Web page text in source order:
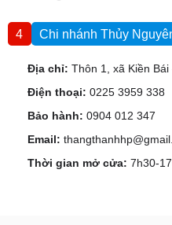
4 Chi nhánh Thủy
Địa chỉ: Thôn 1, xã Kiền
Điện thoại: 0225 3959 338
Bảo hành: 0904 012 347
Email:
Thời gian mở cửa: 7h30-